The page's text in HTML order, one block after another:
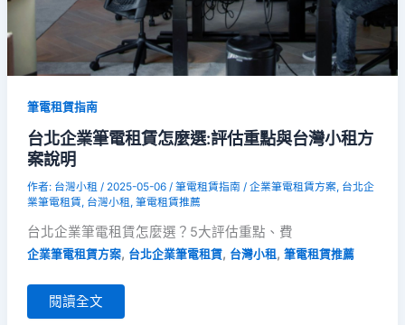
筆電租賃指南
台北企業筆電租賃怎麼選:評估重點與台灣小租方
案說明
作者: 台灣小租 / 2025-05-06 / 筆電租賃指南/ 企業筆電租賃方案, 台北企
業筆電租賃, 台灣小租 , 筆電租賃推薦
台北企業筆電租賃怎麼選？5大評估重點、費
企業筆電租賃方案, 台北企業筆電租賃, 台灣小租, 筆電租賃推薦
閱讀全文